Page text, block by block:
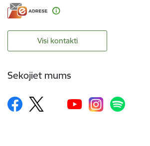
Visi kontakti
Sekojiet mums